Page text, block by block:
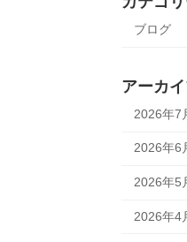
ブログ
アーカ
2026年7
2026年6
2026年5
2026年4